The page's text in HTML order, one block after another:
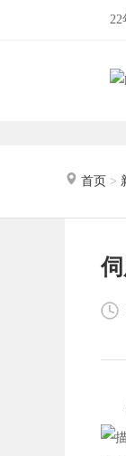
22
首页 >
伺